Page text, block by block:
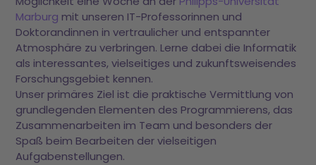
Marburg mit unseren IT-Professorinnen und
Doktorandinnen in vertraulicher und entspannter
Atmosphäre zu verbringen. Lerne dabei die Informatik
als interessantes, vielseitiges und zukunftsweisendes
Forschungsgebiet kennen.
Unser primäres Ziel ist die praktische Vermittlung von
grundlegenden Elementen des Programmierens, das
Zusammenarbeiten im Team und besonders der
Spaß beim Bearbeiten der vielseitigen
Aufgabenstellungen.